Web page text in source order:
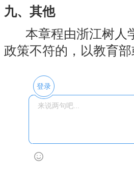
九、其他
本章程由浙江树人
政策不符的，以教育
登录